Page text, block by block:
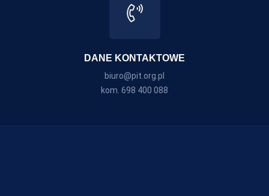
DANE KONTAKTOWE
biuro@pit.org.pl
kom. 698 400 088